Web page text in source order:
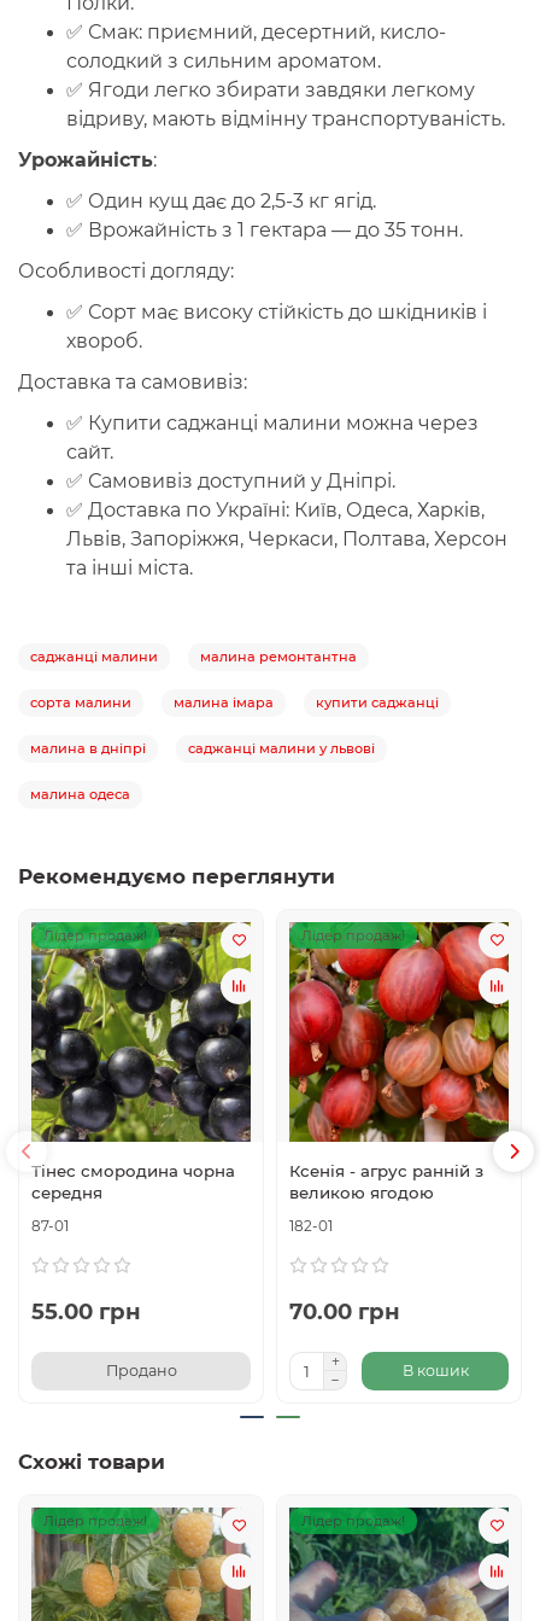
✅ Смак: приємний, десертний, кисло-
солодкий з сильним ароматом.
✅ Ягоди легко збирати завдяки легкому
відриву, мають відмінну транспортуваність.
Урожайність:
✅ Один кущ дає до 2,5-3 кг ягід.
✅ Врожайність з 1 гектара — до 35 тонн.
Особливості догляду:
✅ Сорт має високу стійкість до шкідників і
хвороб.
Доставка та самовивіз:
✅ Купити саджанці малини можна через
сайт.
✅ Самовивіз доступний у Дніпрі.
✅ Доставка по Україні: Київ, Одеса, Харків,
Львів, Запоріжжя, Черкаси, Полтава, Херсон
та інші міста.
саджанці малини малина ремонтантна
сорта малини малина імара купити саджанці
малина в дніпрі саджанці малини у львові
малина одеса
Рекомендуємо переглянути
Лідер продаж!
Тінес смородина чорна
середня
87-01
55.00 грн
Продано
Лідер продаж!
Ксенія - агрус ранній з
великою ягодою
182-01
70.00 грн
В кошик
Схожі товари
Лідер продаж! Лідер продаж!